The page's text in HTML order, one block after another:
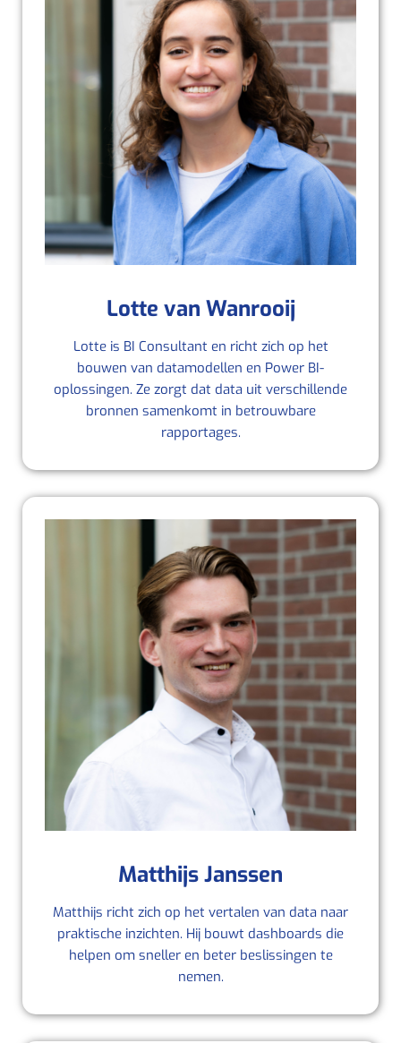
Lotte van Wanrooij
Lotte is BI Consultant en richt zich op het
bouwen van datamodellen en Power BI-
oplossingen. Ze zorgt dat data uit verschillende
bronnen samenkomt in betrouwbare
rapportages.
Matthijs Janssen
Matthijs richt zich op het vertalen van data naar
praktische inzichten. Hij bouwt dashboards die
helpen om sneller en beter beslissingen te
nemen.